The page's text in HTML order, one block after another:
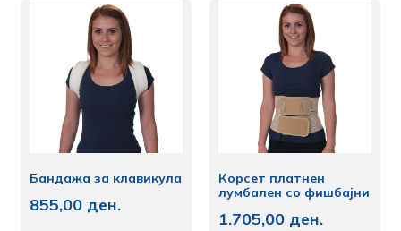
Бандажа за клавикула
855,00 ден.
Корсет платнен
лумбален со фишбајни
1.705,00 ден.